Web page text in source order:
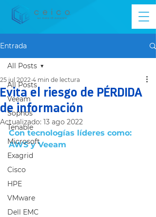
Entrada
All Posts
Veeam
Sophos
Tenable
Microsoft
Exagrid
Cisco
HPE
VMware
Dell EMC
All Posts
Evita el riesgo de PÉRDIDA
de información
25 jul 2022 4 min de lectura
Actualizado: 13 ago 2022
Con tecnologías líderes como:
AWS y Veeam